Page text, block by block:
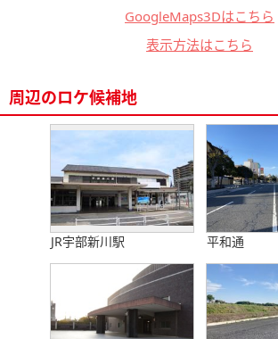
GoogleMaps3Dはこちら
表示方法はこちら
周辺のロケ候補地
JR宇部新川駅 平和通